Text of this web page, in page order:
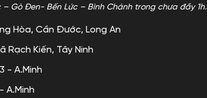
– Gò Đen- Bến Lức – Bình Chánh trong chưa đầy 1h.
Hòa, Cần Đước, Long An
Rạch Kiến, Tây Ninh
- A.Minh
A.Minh